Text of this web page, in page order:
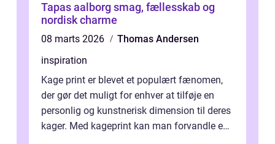
Tapas aalborg smag, fællesskab og
nordisk charme
08 marts 2026
Thomas Andersen
inspiration
Kage print er blevet et populært fænomen,
der gør det muligt for enhver at tilføje en
personlig og kunstnerisk dimension til deres
kager. Med kageprint kan man forvandle en